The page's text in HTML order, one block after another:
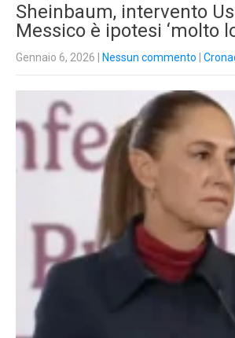
Sheinbaum, intervento
Messico è ipotesi ‘molto
Gennaio 6, 2026 Nessun commento